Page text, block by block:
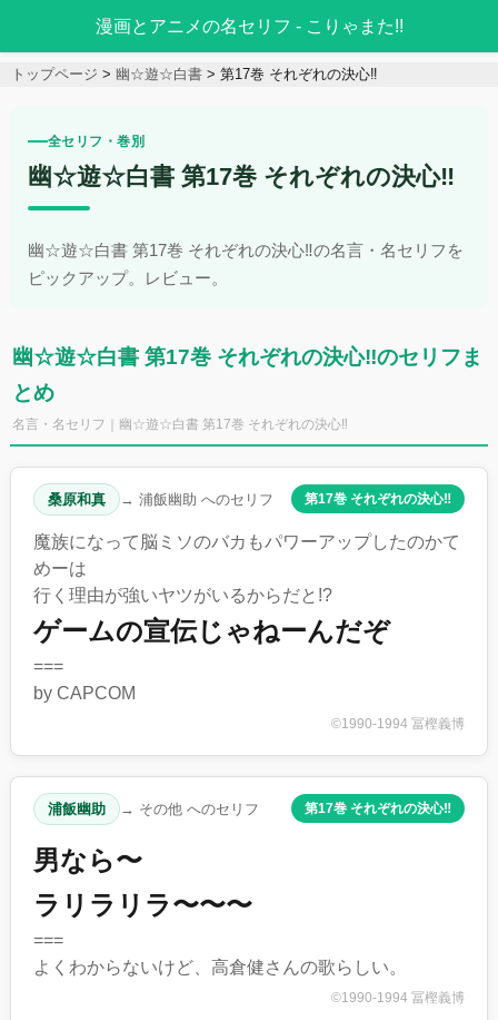
漫画とアニメの名セリフ - こりゃまた!!
トップページ 幽☆遊☆白書 第17巻 それぞれの決心‼︎
全セリフ・巻別
幽☆遊☆白書 第17巻 それぞれの決心‼︎
幽☆遊☆白書 第17巻 それぞれの決心‼︎の名言・名セリフを
ピックアップ。レビュー。
幽☆遊☆白書 第17巻 それぞれの決心‼︎のセリフま
とめ
名言・名セリフ｜幽☆遊☆白書 第17巻 それぞれの決心‼︎
桑原和真 → 浦飯幽助 へのセリフ 第17巻 それぞれの決心‼︎
魔族になって脳ミソのバカもパワーアップしたのかて
めーは
行く理由が強いヤツがいるからだと!?
ゲームの宣伝じゃねーんだぞ
===
by CAPCOM
©1990-1994 冨樫義博
浦飯幽助 → その他 へのセリフ 第17巻 それぞれの決心‼︎
男なら〜
ラリラリラ〜〜〜
===
よくわからないけど、高倉健さんの歌らしい。
©1990-1994 冨樫義博